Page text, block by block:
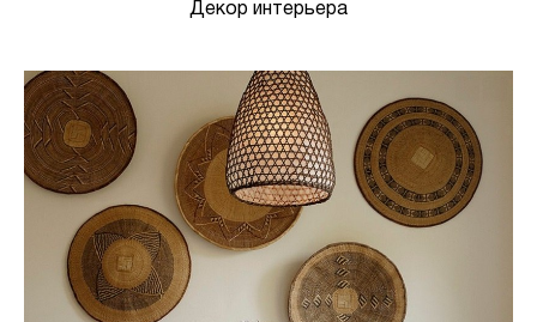
Декор интерьера